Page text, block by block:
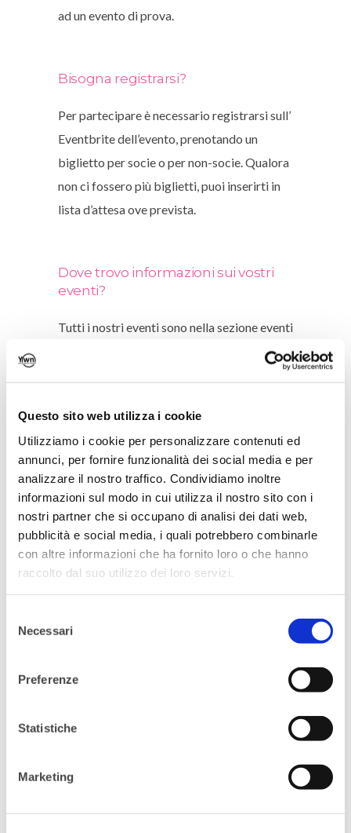
Questo sito web utilizza i cookie
Utilizziamo i cookie per personalizzare contenuti ed
annunci, per fornire funzionalità dei social media e per
analizzare il nostro traffico. Condividiamo inoltre
informazioni sul modo in cui utilizza il nostro sito con i
nostri partner che si occupano di analisi dei dati web,
pubblicità e social media, i quali potrebbero combinarle
con altre informazioni che ha fornito loro o che hanno
raccolto dal suo utilizzo dei loro servizi.
delNecessari
Preferenze
Statistiche
Marketing
ad un evento di prova.
Bisogna registrarsi?
Per partecipare è necessario registrarsi sull’
Eventbrite dell’evento, prenotando un
biglietto per socie o per non-socie. Qualora
non ci fossero più biglietti, puoi inserirti in
lista d’attesa ove prevista.
Dove trovo informazioni sui vostri
eventi?
Tutti i nostri eventi sono nella sezione eventi
Entro quando posso registrarmi?
Le iscrizioni si chiudono il giorno prima
dell’evento alle ore 12.00 pm.
Se non posso partecipare all’evento
potrò vedere la registrazione?
Purtroppo, al momento, non possiamo
cerchiamo di inviare i materiali quando
VADEMECUM ISCRIZIONE
Vorrei iscrivermi a YWN, come